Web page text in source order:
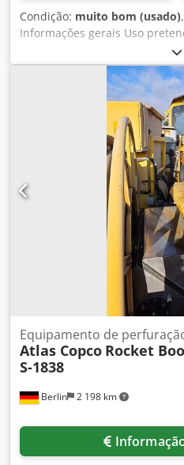
Condição: muito bom (usado)
Informações gerais Uso
Peso sem carga: 5.400 kg
Manutenção, histórico e
proprietários: 1 Condição
visual: muito boa Mais
Tock Adequado para as
Termos de entrega: EXW
Fluxo hidráulico necessário:
impacto: 280-480 Última
fabricação: DE Mais
Inalkac para mais informações.
Berlin 2 198 km
Equipamento de
Atlas Copco Rocket
S-1838